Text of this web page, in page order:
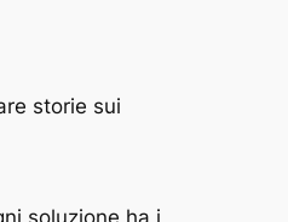
storie sui